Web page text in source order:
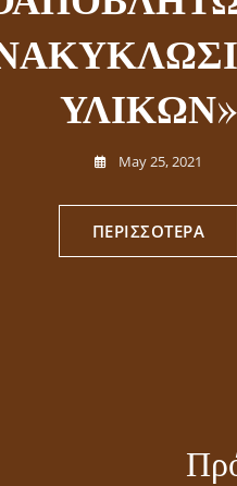
Feb 3, 2025
ΠΕΡΙΣΣΟΤΕΡΑ
ΥΛΙΚΩΝ»
May 25, 2021
ΠΕΡΙΣΣΟΤΕΡΑ